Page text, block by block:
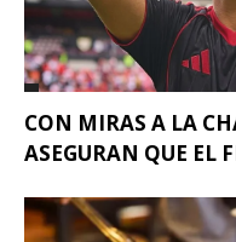
CON MIRAS A LA
ASEGURAN QUE EL